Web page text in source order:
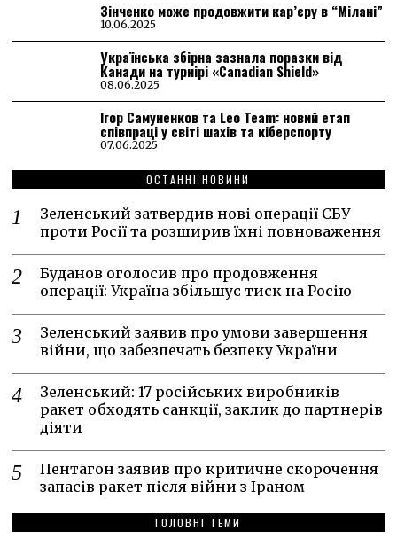
Зінченко може продовжити кар’єру в “Мілані”
10.06.2025
Українська збірна зазнала поразки від
Канади на турнірі «Canadian Shield»
08.06.2025
Ігор Самуненков та Leo Team: новий етап
співпраці у світі шахів та кіберспорту
07.06.2025
ОСТАННІ НОВИНИ
Зеленський затвердив нові операції СБУ
проти Росії та розширив їхні повноваження
Буданов оголосив про продовження
операції: Україна збільшує тиск на Росію
Зеленський заявив про умови завершення
війни, що забезпечать безпеку України
Зеленський: 17 російських виробників
ракет обходять санкції, заклик до партнерів
діяти
Пентагон заявив про критичне скорочення
запасів ракет після війни з Іраном
ГОЛОВНІ ТЕМИ